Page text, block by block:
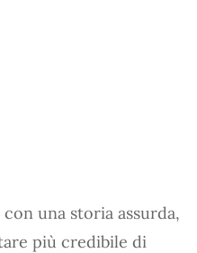
una storia assurda,
più credibile di